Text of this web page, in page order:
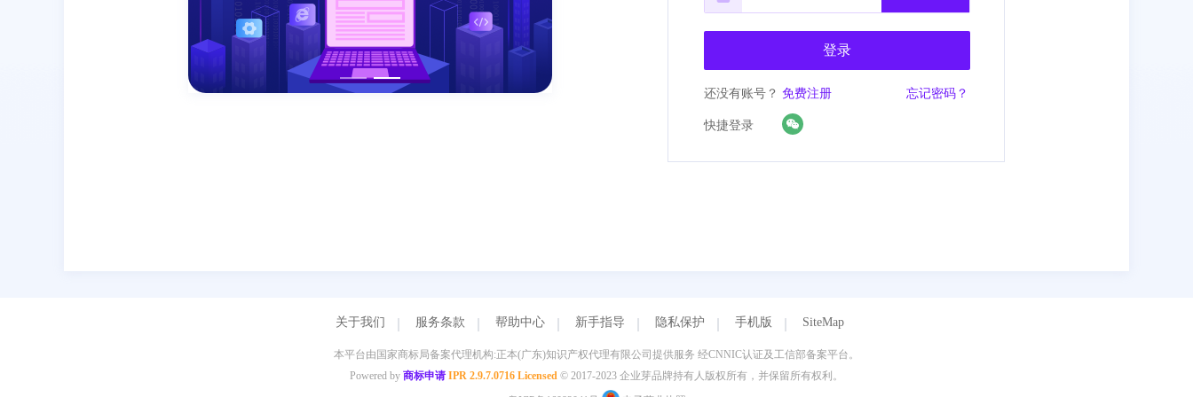
登录
还没有账号？ 免费注册 忘记密码？
快捷登录
关于我们 服务条款 帮助中心 新手指导 隐私保护 手机版 SiteMap
本平台由国家商标局备案代理机构:正本(广东)知识产权代理有限公司提供服务
Powered by 商标申请 IPR 2.9.7.0716 Licensed © 2017-2023 企业芽品牌持有人版权所有，并保留所有权利。